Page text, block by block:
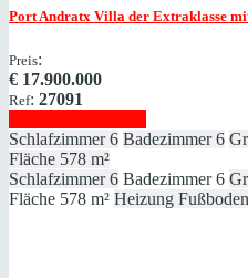
Port Andratx Villa der Extraklasse
Preis:
€ 17.900.000
Ref: 27091
Schlafzimmer 6 Badezimmer 6
Fläche 578 m²
Schlafzimmer 6 Badezimmer 6
Fläche 578 m² Heizung